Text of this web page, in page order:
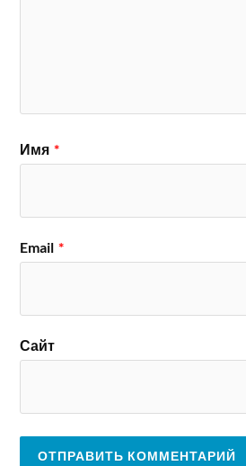
Имя *
Email *
Сайт